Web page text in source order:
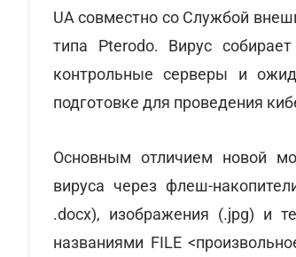
UA совместно со Службой
типа Pterodo. Вирус
контрольные серверы и
подготовке для проведения
Основным отличием новой
вируса через флеш-
.docx), изображения (.jpg) и
названиями FILE